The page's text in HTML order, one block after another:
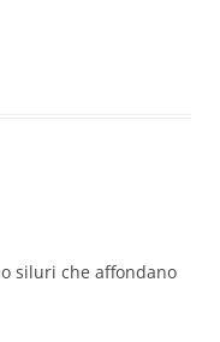
siluri che affondano